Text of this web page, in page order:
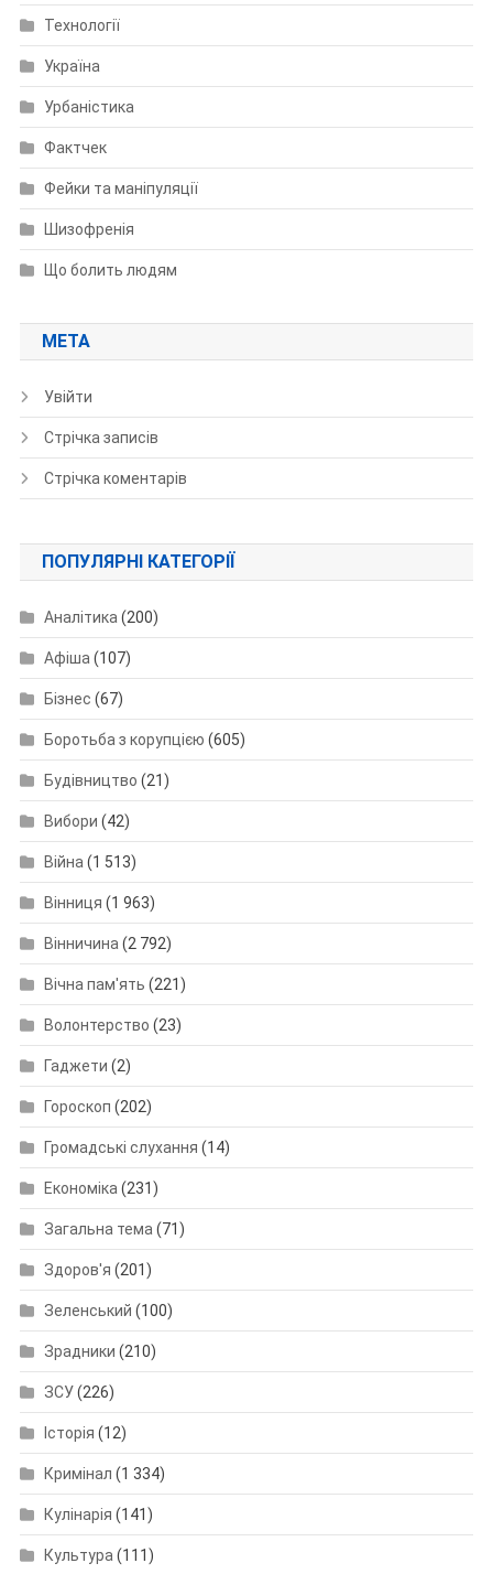
Технології
Україна
Урбаністика
Фактчек
Фейки та маніпуляції
Шизофренія
Що болить людям
МЕТА
Увійти
Стрічка записів
Стрічка коментарів
ПОПУЛЯРНІ КАТЕГОРІЇ
Аналітика (200)
Афіша (107)
Бізнес (67)
Боротьба з корупцією (605)
Будівництво (21)
Вибори (42)
Війна (1 513)
Вінниця (1 963)
Вінничина (2 792)
Вічна пам'ять (221)
Волонтерство (23)
Гаджети (2)
Гороскоп (202)
Громадські слухання (14)
Економіка (231)
Загальна тема (71)
Здоров'я (201)
Зеленський (100)
Зрадники (210)
ЗСУ(226)
Історія (12)
Кримінал (1 334)
Кулінарія (141)
Культура (111)